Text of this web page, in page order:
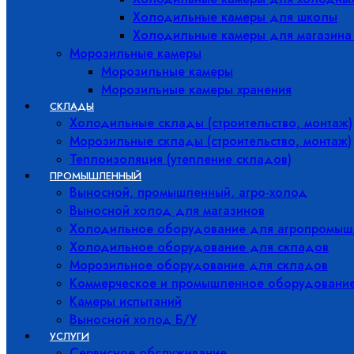
Холодильные камеры для школы
Холодильные камеры для магазина
Морозильные камеры
Морозильные камеры
Морозильные камеры хранения
СКЛАДЫ
Холодильные склады (строительство, монтаж)
Морозильные склады (строительство, монтаж)
Теплоизоляция (утепление складов)
ПРОМЫШЛЕННЫЙ
Выносной, промышленный, агро-холод
Выносной холод для магазинов
Холодильное оборудование для
Холодильное оборудование для складов
Морозильное оборудование для складов
Коммерческое и промышленное
Камеры испытаний
Выносной холод Б/У
УСЛУГИ